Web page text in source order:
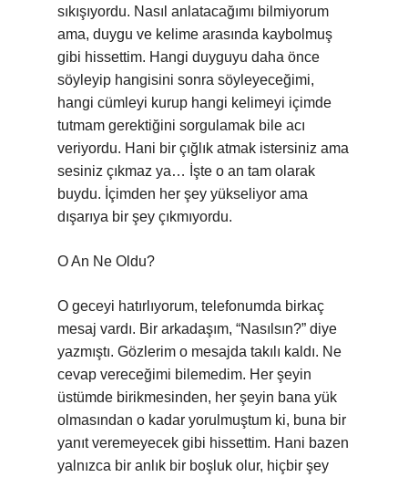
sıkışıyordu. Nasıl anlatacağımı bilmiyorum
ama, duygu ve kelime arasında kaybolmuş
gibi hissettim. Hangi duyguyu daha önce
söyleyip hangisini sonra söyleyeceğimi,
hangi cümleyi kurup hangi kelimeyi içimde
tutmam gerektiğini sorgulamak bile acı
veriyordu. Hani bir çığlık atmak istersiniz ama
sesiniz çıkmaz ya… İşte o an tam olarak
buydu. İçimden her şey yükseliyor ama
dışarıya bir şey çıkmıyordu.
O An Ne Oldu?
O geceyi hatırlıyorum, telefonumda birkaç
mesaj vardı. Bir arkadaşım, “Nasılsın?” diye
yazmıştı. Gözlerim o mesajda takılı kaldı. Ne
cevap vereceğimi bilemedim. Her şeyin
üstümde birikmesinden, her şeyin bana yük
olmasından o kadar yorulmuştum ki, buna bir
yanıt veremeyecek gibi hissettim. Hani bazen
yalnızca bir anlık bir boşluk olur, hiçbir şey